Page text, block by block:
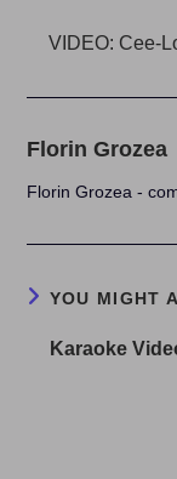
VIDEO: Cee-
Florin Grozea
Florin Grozea -
YOU MIGHT
Karaoke